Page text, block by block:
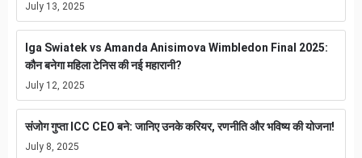
July 13, 2025
Iga Swiatek vs Amanda Anisimova Wimbledon Final 2025:
कौन बनेगा महिला टेनिस की नई महारानी?
July 12, 2025
संजोग गुप्ता ICC CEO बने: जानिए उनके करियर, रणनीति और भविष्य की योजना!
July 8, 2025